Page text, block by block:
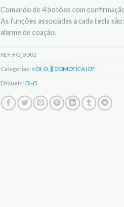
Comando de 4 botões com
As funções associadas a cada tecla
alarme de coação.
REF: FO_3002
Categorias: ○ DI-O 🎚️ DOMOTICA IOT
Etiqueta: DI-O